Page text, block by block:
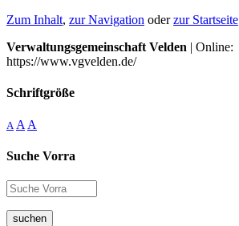
Zum Inhalt, zur Navigation oderzur Startseite
Verwaltungsgemeinschaft Velden | Online:
https://www.vgvelden.de/
Schriftgröße
A A A
Suche Vorra
suchen